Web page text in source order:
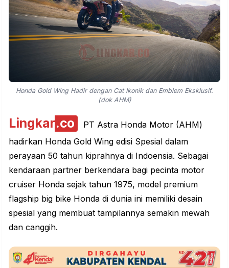
Honda Gold Wing Hadir dengan Cat Ikonik dan Emblem Eksklusif.
(dok AHM)
Lingkar.co
PT Astra Honda Motor (AHM)
hadirkan Honda Gold Wing edisi Spesial dalam
perayaan 50 tahun kiprahnya di Indoensia. Sebagai
kendaraan partner berkendara bagi pecinta motor
cruiser Honda sejak tahun 1975, model premium
flagship big bike Honda di dunia ini memiliki desain
spesial yang membuat tampilannya semakin mewah
dan canggih.